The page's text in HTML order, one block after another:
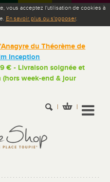
vous acceptez l'utilisation de cookies à
En savoir plus ou s'opposer.
du Théorème de
Inception
€ - Livraison soignée et
week-end & jour